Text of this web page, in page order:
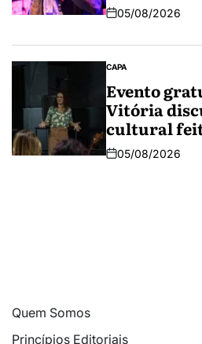
05/08/2026
CAPA
Evento
Vitória
cultural
05/08/2026
Quem Somos
Princípios Editoriais